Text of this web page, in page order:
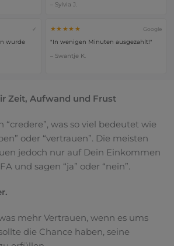
– Sylvia J.
✓
wurde
★★★★★ Google
"In wenigen Minuten ausgezahlt!"
– Swantje K.
Zeit, Aufwand und Frust
was so viel bedeutet wie
oder “vertrauen”. Die meisten
jedoch nur auf Dein Einkommen
und sagen “ja” oder “nein”.
mehr Vertrauen, wenn es ums
die Chance haben, seine